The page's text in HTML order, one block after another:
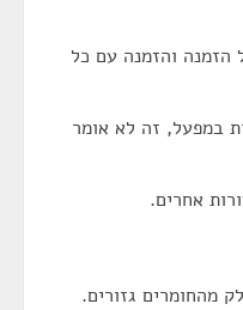
הזמנה והזמנה עם כל
במפעל, זה לא אומר
אחרים.
מהחומרים גזורים.